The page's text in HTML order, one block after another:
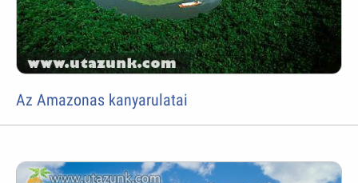
Az Amazonas kanyarulatai